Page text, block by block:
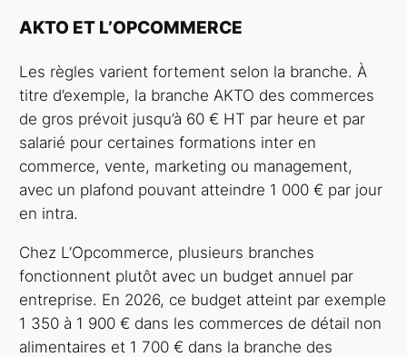
AKTO ET L’OPCOMMERCE
Les règles varient fortement selon la branche. À
titre d’exemple, la branche AKTO des commerces
de gros prévoit jusqu’à 60 € HT par heure et par
salarié pour certaines formations inter en
commerce, vente, marketing ou management,
avec un plafond pouvant atteindre 1 000 € par jour
en intra.
Chez L’Opcommerce, plusieurs branches
fonctionnent plutôt avec un budget annuel par
entreprise. En 2026, ce budget atteint par exemple
1 350 à 1 900 € dans les commerces de détail non
alimentaires et 1 700 € dans la branche des